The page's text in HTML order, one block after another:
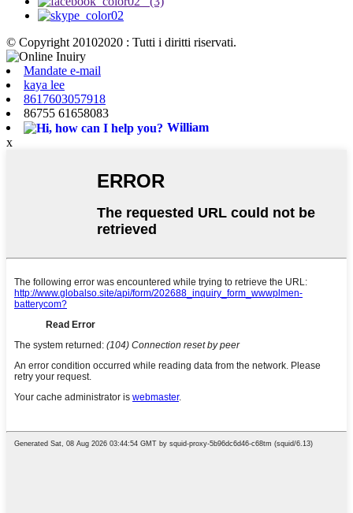
© Copyright 20102020 : Tutti i diritti riservati.
Mandate e-mail
kaya lee
8617603057918
86755 61658083
William
x